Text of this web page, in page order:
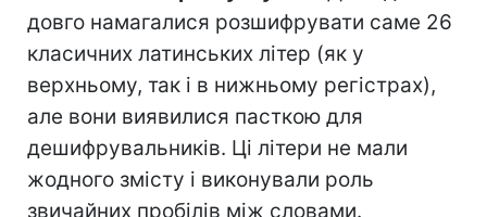
довго намагалися розшифрувати саме 26
класичних латинських літер (як у
верхньому, так і в нижньому регістрах),
але вони виявилися пасткою для
дешифрувальників. Ці літери не мали
жодного змісту і виконували роль
звичайних пробілів між словами.